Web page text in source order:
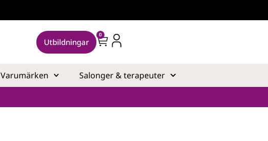
Utbildningar
0
Varumärken Salonger & terapeuter